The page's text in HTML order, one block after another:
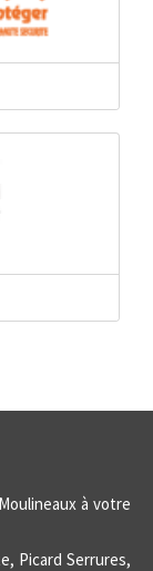
à votre
Picard Serrures,